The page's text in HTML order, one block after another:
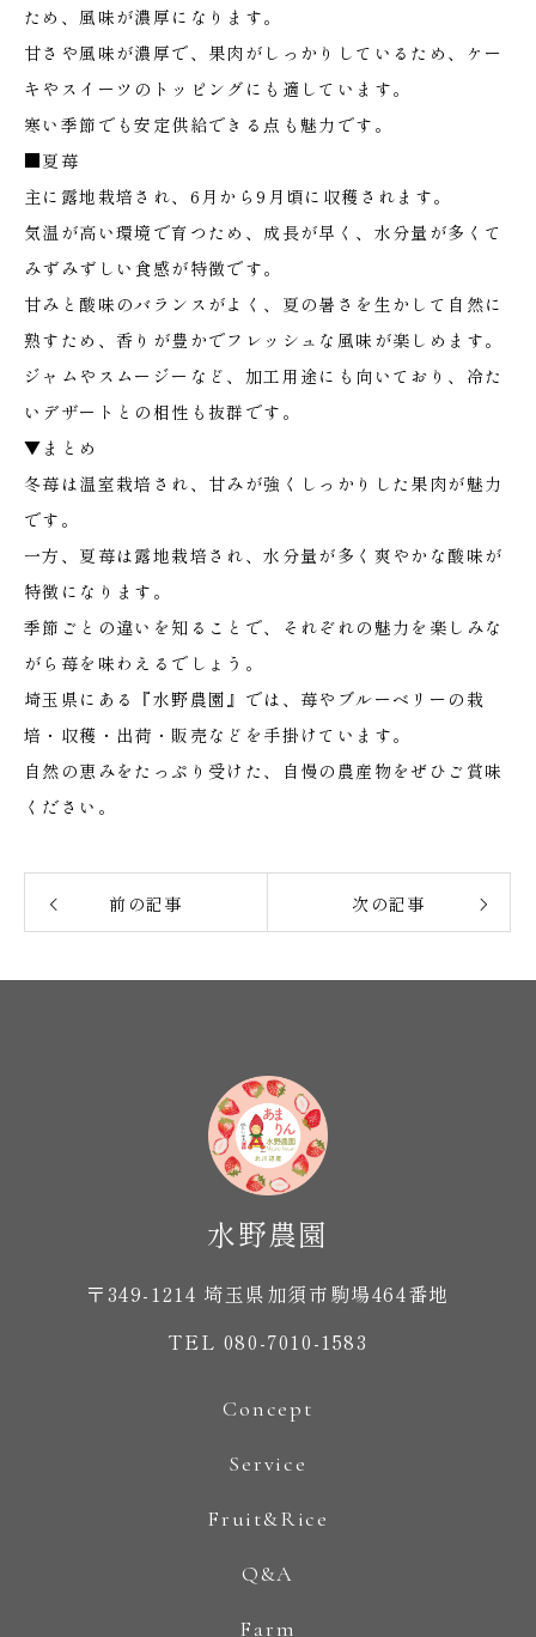
ため、風味が濃厚になります。
甘さや風味が濃厚で、果肉がしっかりしているため、ケー
キやスイーツのトッピングにも適しています。
寒い季節でも安定供給できる点も魅力です。
■夏苺
主に露地栽培され、6月から9月頃に収穫されます。
気温が高い環境で育つため、成長が早く、水分量が多くて
みずみずしい食感が特徴です。
甘みと酸味のバランスがよく、夏の暑さを生かして自然に
熟すため、香りが豊かでフレッシュな風味が楽しめます。
ジャムやスムージーなど、加工用途にも向いており、冷た
いデザートとの相性も抜群です。
▼まとめ
冬苺は温室栽培され、甘みが強くしっかりした果肉が魅力
です。
一方、夏苺は露地栽培され、水分量が多く爽やかな酸味が
特徴になります。
季節ごとの違いを知ることで、それぞれの魅力を楽しみな
がら苺を味わえるでしょう。
埼玉県にある『水野農園』では、苺やブルーベリーの栽
培・収穫・出荷・販売などを手掛けています。
自然の恵みをたっぷり受けた、自慢の農産物をぜひご賞味
ください。
前の記事 次の記事
〒349-1214 埼玉県加須市駒場464番地
TEL 080-7010-1583
Concept
Service
Fruit&Rice
Q&A
Farm